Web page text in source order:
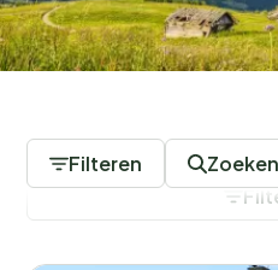
Filteren Zoeken